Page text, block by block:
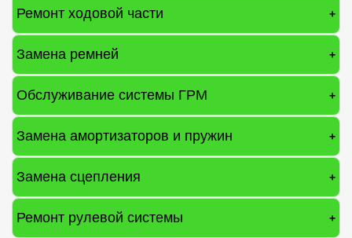
Ремонт ходовой части +
Замена ремней +
Обслуживание системы ГРМ +
Замена амортизаторов и пружин +
Замена сцепления +
Ремонт рулевой системы +